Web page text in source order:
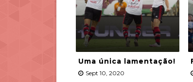
Uma única lamentação!
Sept 10, 2020